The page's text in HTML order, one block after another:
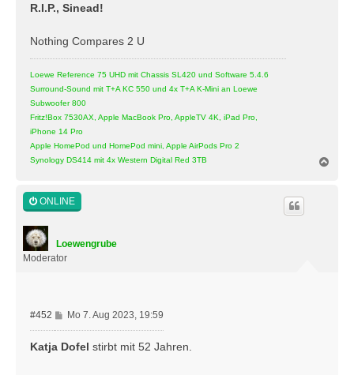
g
R.I.P., Sinead!
Nothing Compares 2 U
Loewe Reference 75 UHD mit Chassis SL420 und Software 5.4.6
Surround-Sound mit T+A KC 550 und 4x T+A K-Mini an Loewe
Subwoofer 800
Fritz!Box 7530AX, Apple MacBook Pro, AppleTV 4K, iPad Pro,
iPhone 14 Pro
Apple HomePod und HomePod mini, Apple AirPods Pro 2
Synology DS414 mit 4x Western Digital Red 3TB
ONLINE
Loewengrube
Moderator
#452
B
e
i
Mo 7. Aug 2023, 19:59
Katja Dofel stirbt mit 52 Jahren.